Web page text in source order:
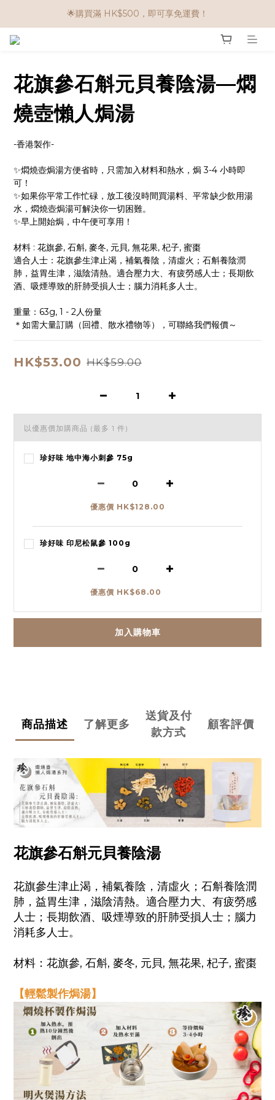
🌟購物滿 HK$650享95折； HK$950享9折；HK$1500享85折
🌟購買滿 HK$500，即可享免運費！
任選兩件$80！ 🌟韓國骨膠原啫喱：$270/3件；$510/6件
花旗參石斛元貝養陰湯—燜
燒壺懶人焗湯
-香港製作-
✨燜燒壺焗湯方便省時，只需加入材料和熱水，焗 3-4 小時即
可！
✨如果你平常工作忙碌，放工後沒時間買湯料、平常缺少飲用湯
水，燜燒壺焗湯可解決你一切困難。
✨早上開始焗，中午便可享用！
材料 : 花旗參, 石斛, 麥冬, 元貝, 無花果, 杞子, 蜜棗
適合人士：花旗參生津止渴，補氣養陰，清虛火；石斛養陰潤
肺，益胃生津，滋陰清熱。適合壓力大、有疲勞感人士；長期飲
酒、吸煙導致的肝肺受損人士；腦力消耗多人士。
重量：63g, 1 - 2人份量
＊如需大量訂購（回禮、散水禮物等），可聯絡我們報價～
HK$53.00 HK$59.00
以優惠價加購商品 (最多 1 件)
珍好味 地中海小刺參 75g
優惠價 HK$128.00
珍好味 印尼松鼠參 100g
優惠價 HK$68.00
加入購物車
商品描述 了解更多
送貨及付
款方式
顧客評價
花旗參石斛元貝養陰湯
花旗參生津止渴，補氣養陰，清虛火；石斛養陰潤
肺，益胃生津，滋陰清熱。適合壓力大、有疲勞感
人士；長期飲酒、吸煙導致的肝肺受損人士；腦力
消耗多人士。
材料： 花旗參, 石斛, 麥冬, 元貝, 無花果, 杞子, 蜜棗
【輕鬆製作焗湯】